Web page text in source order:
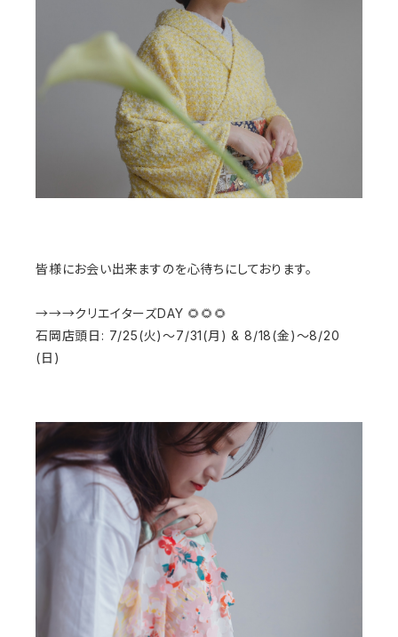
皆様にお会い出来ますのを心待ちにしております。
→→→クリエイターズDAY 🌻🌻🌻
石岡店頭日: 7/25(火)〜7/31(月) & 8/18(金)〜8/20
(日)